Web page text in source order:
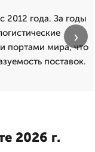
2012 года. За годы
портами мира, что
поставок.
›
2026 г.